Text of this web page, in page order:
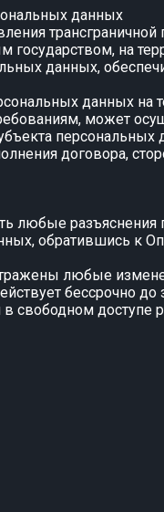
данных
государством, на
данных,
данных на
может
персональных
договора,
любые
обратившись к
любые
бессрочно
свободном доступе